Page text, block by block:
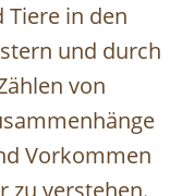
Tiere in den
und durch
von
Vorkommen